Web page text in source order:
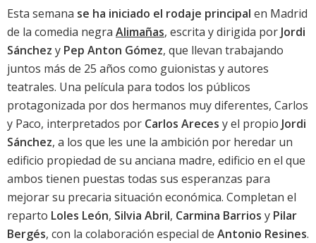
Esta semana se ha iniciado el rodaje principal en Madrid
de la comedia negra Alimañas, escrita y dirigida por Jordi
Sánchez y Pep Anton Gómez, que llevan trabajando
juntos más de 25 años como guionistas y autores
teatrales. Una película para todos los públicos
protagonizada por dos hermanos muy diferentes, Carlos
y Paco, interpretados por Carlos Areces y el propio Jordi
Sánchez, a los que les une la ambición por heredar un
edificio propiedad de su anciana madre, edificio en el que
ambos tienen puestas todas sus esperanzas para
mejorar su precaria situación económica. Completan el
reparto Loles León, Silvia Abril, Carmina Barrios y Pilar
Bergés, con la colaboración especial de Antonio Resines.